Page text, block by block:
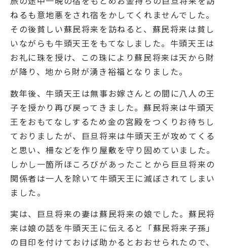
ねるも意地悪をされ宿をかしてくれませんでした。
その後貧しい蘇民将来を訪ねると、蘇民将来は貧し
いながらも牛頭天王をもてなしました。牛頭天王は
お礼に珠を授け、この珠により蘇民将来は天から財
が降り、地から財が湧き裕福となりました。
数年後、牛頭天王は無事お嫁さんとの間に八人の王
子を授かり再び戻ってきました。蘇民将来は牛頭天
王をおもてなしするため金の宮殿をつくりお待ちし
ておりましたが、巨旦将来は牛頭天王が攻めてくる
と思い、柵などを作り屋敷を守り固めていました。
しかし一箇所ほころびがあったことから巨旦将来の
関係者は一人を除いて牛頭天王に滅ぼされてしまい
ました。
実は、巨旦将来の妻は蘇民将来の娘でした。蘇民将
来は娘の話を牛頭天王に伝えると「蘇民将来子孫」
の目印を付けておけば助かるとおおせられたので、